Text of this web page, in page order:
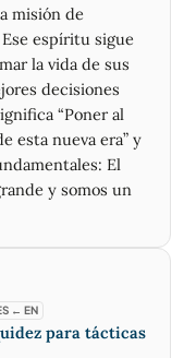
16,27
16,06
412.735
16,29
407.497
16,33
475.387
16,13
761.092
16,47
729.364
15,66
291.087
15,90
242.658
566.640
misión de
espíritu sigue
la vida de sus
decisiones
“Poner al
esta nueva era” y
El
y somos un
← EN
para tácticas